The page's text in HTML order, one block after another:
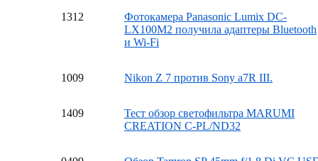
1312
Фотокамера Panasonic Lumix DC-
LX100M2 получила адаптеры Bluetooth
и Wi-Fi
1009 Nikon Z 7 против Sony a7R III.
1409
Тест обзор светофильтра MARUMI
CREATION C-PL/ND32